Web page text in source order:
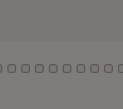
0 1 2
Kachel: 3
Zu Kachel: 4
Zu Kachel: 5
Zu Kachel: 6
Zu Kachel: 7
ZuZuZu